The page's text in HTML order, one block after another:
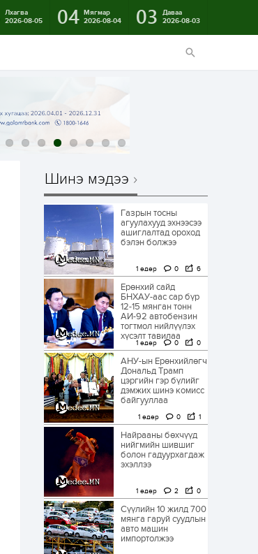
Лхагва
2026-08-05
04 Мягмар
2026-08-04
03
Даваа
2026-08-03
Шинэ мэдээ
Газрын тосны
агуулахууд эхнээсээ
ашиглалтад ороход
бэлэн болжээ
1 өдөр 0 6
Ерөнхий сайд
БНХАУ-аас сар бүр
12-15 мянган тонн
АИ-92 автобензин
тогтмол нийлүүлэх
хүсэлт тавилаа
1 өдөр 0 0
АНУ-ын Ерөнхийлөгч
Дональд Трамп
цэргийн гэр бүлийг
дэмжих шинэ комисс
байгууллаа
1 өдөр 0 1
Найрааны бөхчүүд
нийгмийн шившиг
болон гадуурхагдаж
эхэллээ
1 өдөр 2 0
Сүүлийн 10 жилд 700
мянга гаруй суудлын
авто машин
импортолжээ